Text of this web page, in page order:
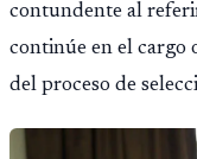
contundente al
continúe en el cargo
del proceso de